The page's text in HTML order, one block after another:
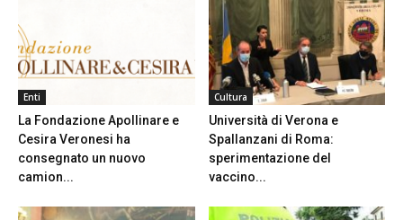
Enti
La Fondazione Apollinare e
Cesira Veronesi ha
consegnato un nuovo
camion...
Cultura
Università di Verona e
Spallanzani di Roma:
sperimentazione del
vaccino...